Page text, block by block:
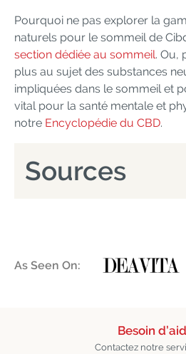
Pourquoi ne pas explorer la
naturels pour le sommeil de
section dédiée au sommeil. Ou,
plus au sujet des substances
impliquées dans le sommeil et
vital pour la santé mentale et
notre Encyclopédie du CBD.
Sources
As Seen On:
Besoin
Contactez notre